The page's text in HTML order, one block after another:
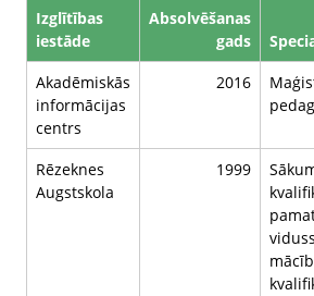
Izglītības
iestāde
Absolvēšanas
gads
Akadēmiskās
informācijas
centrs
2016
Rēzeknes
Augstskola
1999